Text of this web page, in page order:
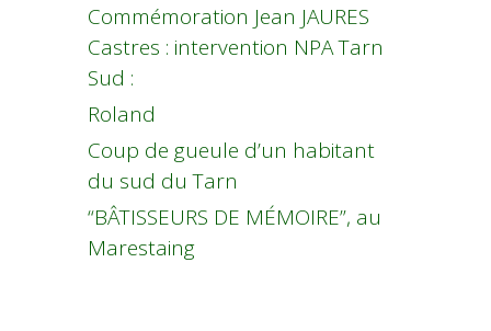
Commémoration Jean JAURES
Castres : intervention NPA Tarn
Sud :
Roland
Coup de gueule d’un habitant
du sud du Tarn
“BÂTISSEURS DE MÉMOIRE”, au
Marestaing